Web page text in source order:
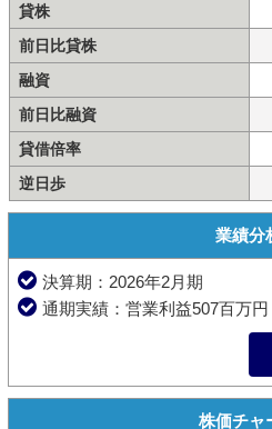
貸株
前日比貸株
融資
前日比融資
貸借倍率
逆日歩
業績分
決算期：2026年2月期
通期実績：営業利益507百万円
株価チャ